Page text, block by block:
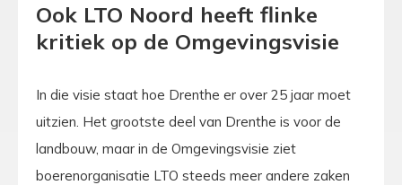
Ook LTO Noord heeft flinke
kritiek op de Omgevingsvisie
In die visie staat hoe Drenthe er over 25 jaar moet
uitzien. Het grootste deel van Drenthe is voor de
landbouw, maar in de Omgevingsvisie ziet
boerenorganisatie LTO steeds meer andere zaken